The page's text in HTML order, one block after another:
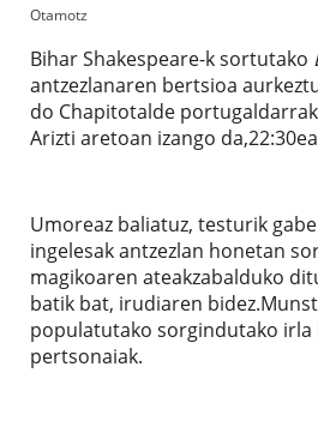
Otamotz
Bihar Shakespeare-k sortutako
antzezlanaren bertsioa
do Chapitotalde
Arizti aretoan izango
Umoreaz baliatuz, testurik
ingelesak antzezlan honetan
magikoaren ateakzabalduko
batik bat, irudiaren
populatutako sorgindutako irla
pertsonaiak.